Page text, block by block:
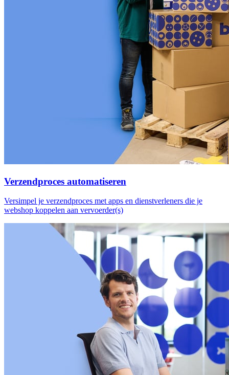
Verzendproces automatiseren
Versimpel je verzendproces met apps en dienstverleners die je
webshop koppelen aan vervoerder(s)